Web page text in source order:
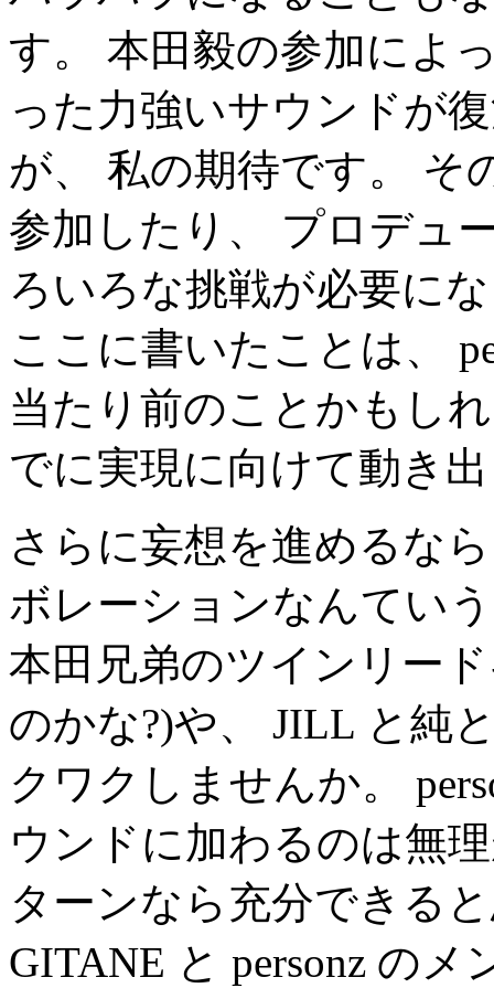
す。 本田毅の参加によ
った力強いサウンドが
が、 私の期待です。 そ
参加したり、 プロデュ
ろいろな挑戦が必要に
ここに書いたことは、
当たり前のことかもし
でに実現に向けて動き
さらに妄想を進めるな
ボレーションなんてい
本田兄弟のツインリー
のかな?)や、 JILL と純
クワクしませんか。
ウンドに加わるのは無
ターンなら充分できる
GITANE と personz のメ